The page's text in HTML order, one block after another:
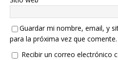
Guardar mi nombre, email, y
para la próxima vez que comente.
Recibir un correo electrónico